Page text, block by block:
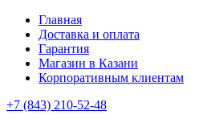
Главная
Доставка и оплата
Гарантия
Магазин в Казани
Корпоративным клиентам
+7 (843) 210-52-48